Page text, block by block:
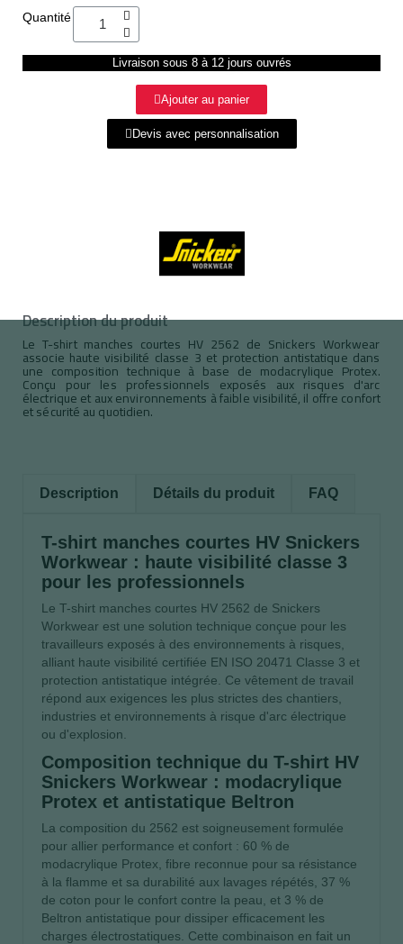
Quantité
Livraison sous 8 à 12 jours ouvrés
Ajouter au panier
Devis avec personnalisation
Description du produit
Le T-shirt manches courtes HV 2562 de Snickers Workwear
associe haute visibilité classe 3 et protection antistatique dans
une composition technique à base de modacrylique Protex.
Conçu pour les professionnels exposés aux risques d'arc
électrique et aux environnements à faible visibilité, il offre confort
et sécurité au quotidien.
Description Détails du produit FAQ
T-shirt manches courtes HV Snickers
Workwear : haute visibilité classe 3
pour les professionnels
Le T-shirt manches courtes HV 2562 de Snickers
Workwear est une solution technique conçue pour les
travailleurs exposés à des environnements à risques,
alliant haute visibilité certifiée EN ISO 20471 Classe 3 et
protection antistatique intégrée. Ce vêtement de travail
répond aux exigences les plus strictes des chantiers,
industries et environnements à risque d'arc électrique
ou d'explosion.
Composition technique du T-shirt HV
Snickers Workwear : modacrylique
Protex et antistatique Beltron
La composition du 2562 est soigneusement formulée
pour allier performance et confort : 60 % de
modacrylique Protex, fibre reconnue pour sa résistance
à la flamme et sa durabilité aux lavages répétés, 37 %
de coton pour le confort contre la peau, et 3 % de
Beltron antistatique pour dissiper efficacement les
charges électrostatiques. Cette combinaison en fait un